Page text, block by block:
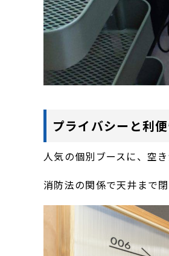
プライバシーと利
人気の個別ブースに、空
消防法の関係で天井まで